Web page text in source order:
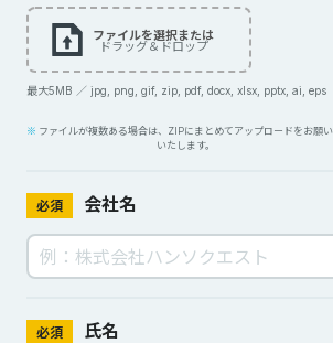
ファイルを選択または
ドラッグ＆ドロップ
最大5MB ／ jpg, png, gif, zip, pdf, docx, xlsx, pptx, ai, eps
ファイルが複数ある場合は、ZIPにまとめてアップロードをお願い
いたします。
必須 会社名
必須 氏名